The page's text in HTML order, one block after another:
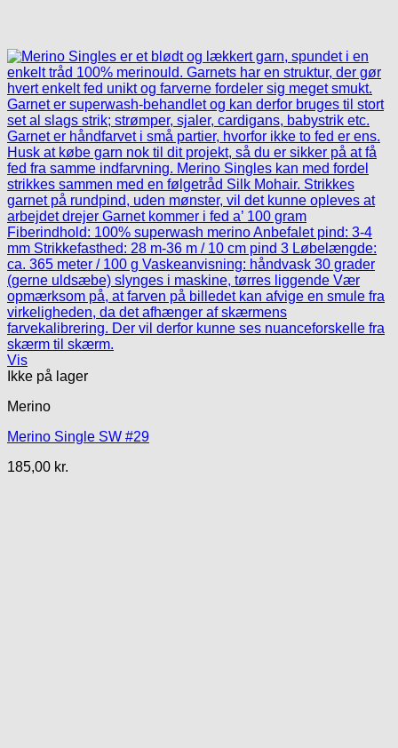
Vis
Ikke på lager
Merino
Merino Single SW #29
185,00 kr.